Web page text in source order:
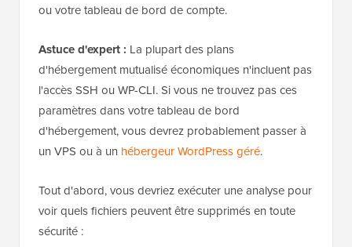
ou votre tableau de bord de compte.
Astuce d'expert : La plupart des plans
d'hébergement mutualisé économiques n'incluent pas
l'accès SSH ou WP-CLI. Si vous ne trouvez pas ces
paramètres dans votre tableau de bord
d'hébergement, vous devrez probablement passer à
un VPS ou à un hébergeur WordPress géré.
Tout d'abord, vous devriez exécuter une analyse pour
voir quels fichiers peuvent être supprimés en toute
sécurité :